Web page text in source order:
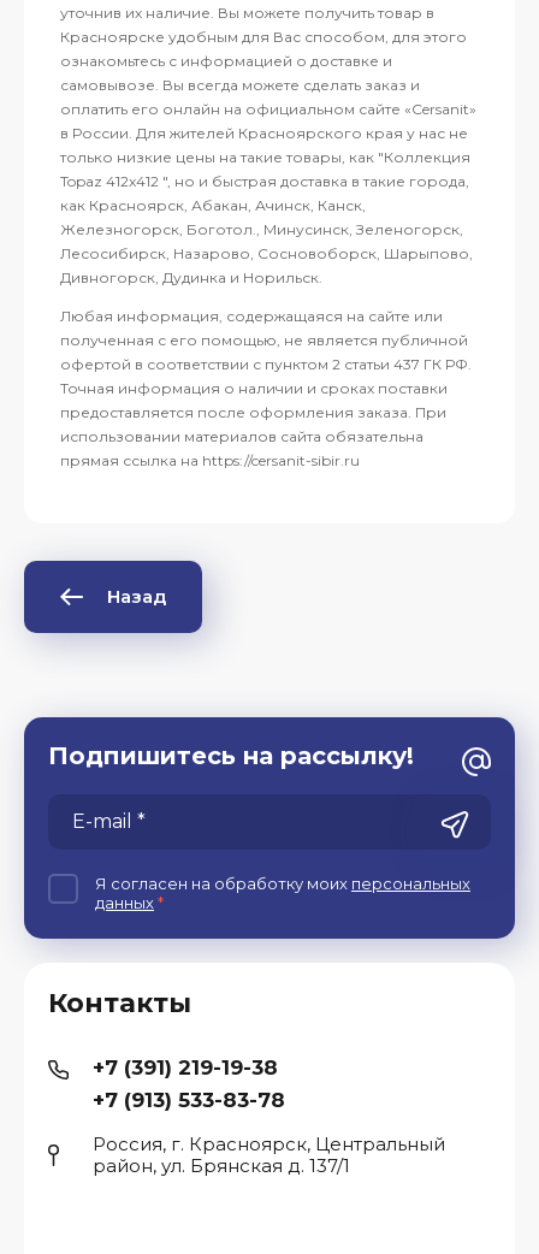
уточнив их наличие. Вы можете получить товар в
Красноярске удобным для Вас способом, для этого
ознакомьтесь с информацией о доставке и
самовывозе. Вы всегда можете сделать заказ и
оплатить его онлайн на официальном сайте «Cersanit»
в России. Для жителей Красноярского края у нас не
только низкие цены на такие товары, как "Коллекция
Topaz 412x412 ", но и быстрая доставка в такие города,
как Красноярск, Абакан, Ачинск, Канск,
Железногорск, Боготол., Минусинск, Зеленогорск,
Лесосибирск, Назарово, Сосновоборск, Шарыпово,
Дивногорск, Дудинка и Норильск.
Любая информация, содержащаяся на сайте или
полученная с его помощью, не является публичной
офертой в соответствии с пунктом 2 статьи 437 ГК РФ.
Точная информация о наличии и сроках поставки
предоставляется после оформления заказа. При
использовании материалов сайта обязательна
прямая ссылка на https://cersanit-sibir.ru
Назад
Контакты
+7 (391) 219-19-38
+7 (913) 533-83-78
Россия, г. Красноярск, Центральный
район, ул. Брянская д. 137/1
Подпишитесь на рассылку!
Я согласен на обработку моих персональных
данных*